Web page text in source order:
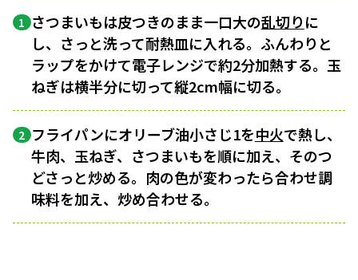
1 さつまいもは皮つきのまま一口大の乱切りに
し、さっと洗って耐熱皿に入れる。ふんわりと
ラップをかけて電子レンジで約2分加熱する。玉
ねぎは横半分に切って縦2cm幅に切る。
2 フライパンにオリーブ油小さじ1を中火で熱し、
牛肉、玉ねぎ、さつまいもを順に加え、そのつ
どさっと炒める。肉の色が変わったら合わせ調
味料を加え、炒め合わせる。